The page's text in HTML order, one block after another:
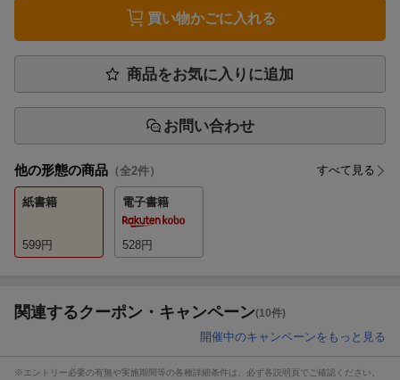
買い物かごに入れる
商品をお気に入りに追加
お問い合わせ
他の形態の商品 （全2件） すべて見る
紙書籍
599円
電子書籍
528円
関連するクーポン・キャンペーン(10件)
開催中のキャンペーンをもっと見る
※エントリー必要の有無や実施期間等の各種詳細条件は、必ず各説明頁でご確認ください。